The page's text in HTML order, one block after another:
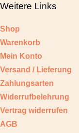
Weitere Links
Shop
Warenkorb
Mein Konto
Versand / Lieferung
Zahlungsarten
Widerrufbelehrung
Vertrag widerrufen
AGB